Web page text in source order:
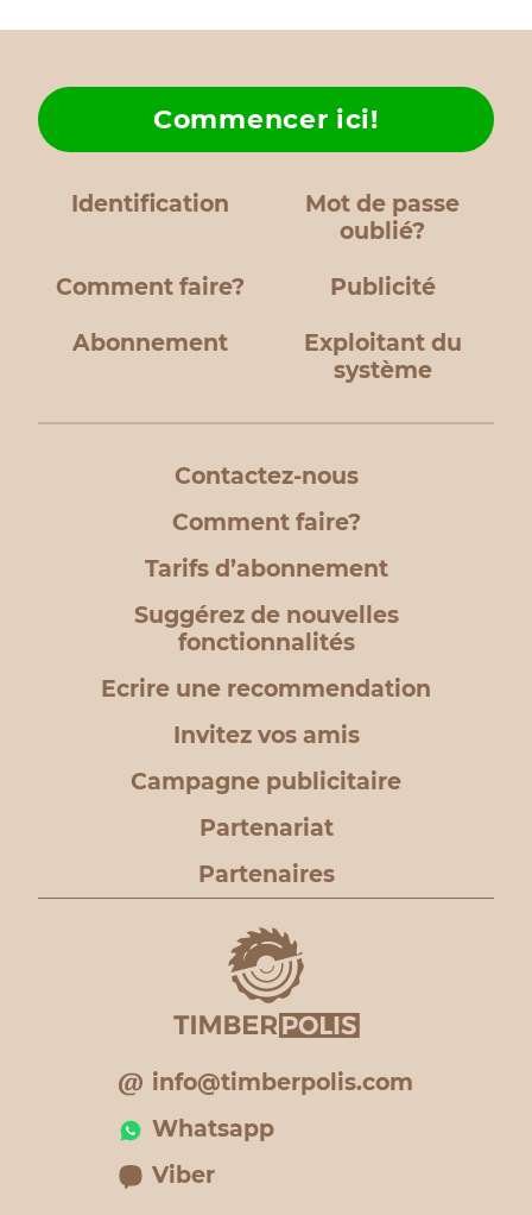
Identification
Mot de passe
oublié?
Comment faire?
Commencer ici!
Publicité
Abonnement
Exploitant du
système
Contactez-nous
Comment faire?
Tarifs d’abonnement
Suggérez de nouvelles
fonctionnalités
Ecrire une recommendation
Invitez vos amis
Campagne publicitaire
Partenariat
Partenaires
info@timberpolis.com
Whatsapp
Viber